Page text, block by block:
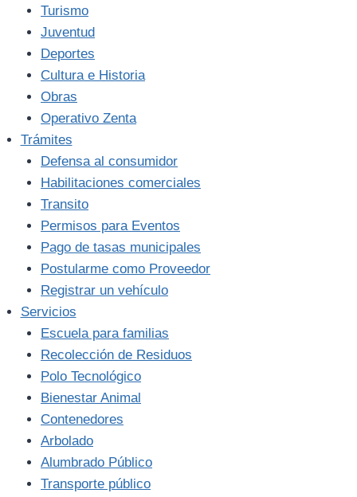
Turismo
Juventud
Deportes
Cultura e Historia
Obras
Operativo Zenta
Trámites
Defensa al consumidor
Habilitaciones comerciales
Transito
Permisos para Eventos
Pago de tasas municipales
Postularme como Proveedor
Registrar un vehículo
Servicios
Escuela para familias
Recolección de Residuos
Polo Tecnológico
Bienestar Animal
Contenedores
Arbolado
Alumbrado Público
Transporte público